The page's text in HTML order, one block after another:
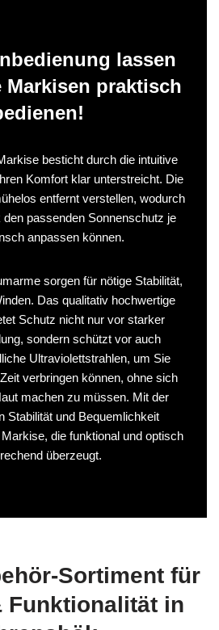
lassen
Markisen praktisch
besticht durch die intuitive
Komfort klar unterstreicht. Die
entfernt verstellen, wodurch
passenden Sonnenschutz je
anpassen können.
sorgen für nötige Stabilität,
Das qualitativ hochwertige
Schutz nicht nur vor starker
sondern schützt vor auch
Ultraviolettstrahlen, um Sie
verbringen können, ohne sich
machen zu müssen. Mit der
Stabilität und Bequemlichkeit
die funktional und optisch
überzeugt.
Sortiment für
Funktionalität in